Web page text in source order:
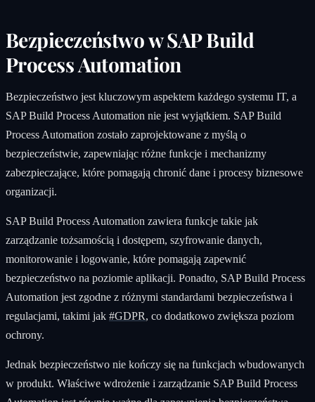
Bezpieczeństwo w SAP Build
Process Automation
Bezpieczeństwo jest kluczowym aspektem każdego systemu IT, a
SAP Build Process Automation nie jest wyjątkiem. SAP Build
Process Automation zostało zaprojektowane z myślą o
bezpieczeństwie, zapewniając różne funkcje i mechanizmy
zabezpieczające, które pomagają chronić dane i procesy biznesowe
organizacji.
SAP Build Process Automation zawiera funkcje takie jak
zarządzanie tożsamością i dostępem, szyfrowanie danych,
monitorowanie i logowanie, które pomagają zapewnić
bezpieczeństwo na poziomie aplikacji. Ponadto, SAP Build Process
Automation jest zgodne z różnymi standardami bezpieczeństwa i
regulacjami, takimi jak #GDPR, co dodatkowo zwiększa poziom
ochrony.
Jednak bezpieczeństwo nie kończy się na funkcjach wbudowanych
w produkt. Właściwe wdrożenie i zarządzanie SAP Build Process